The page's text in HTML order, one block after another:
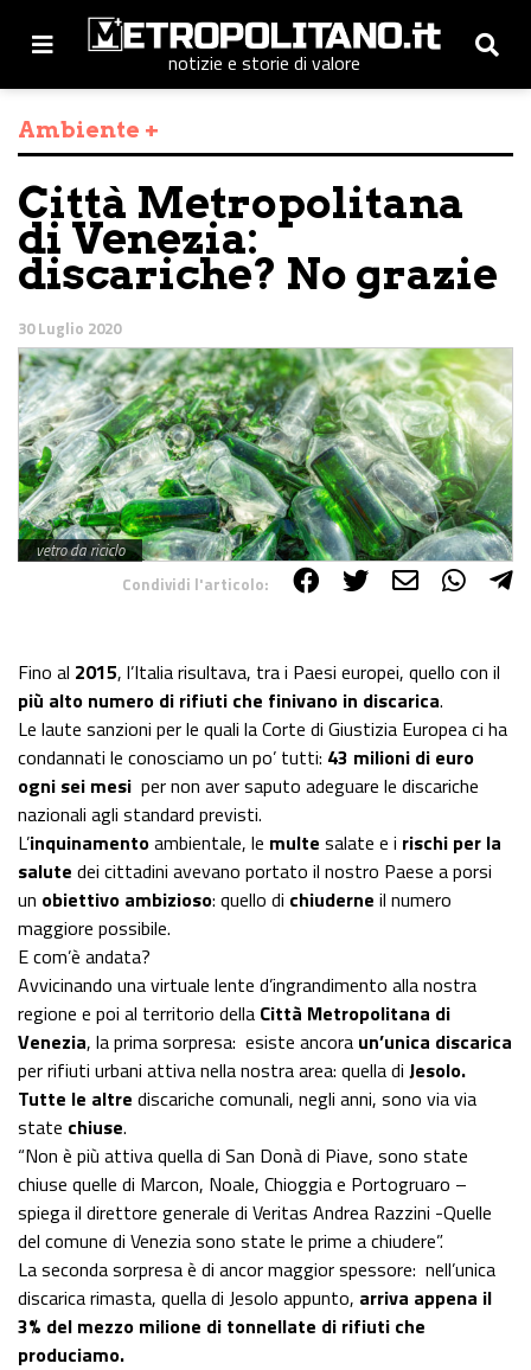
notizie e storie di valore
Ambiente +
Città Metropolitana
di Venezia:
discariche? No grazie
30 Luglio 2020
vetro da riciclo
Condividi l'articolo:
Fino al 2015, l’Italia risultava, tra i Paesi europei, quello con il
più alto numero di rifiuti che finivano in discarica.
Le laute sanzioni per le quali la Corte di Giustizia Europea ci ha
condannati le conosciamo un po’ tutti: 43 milioni di euro
ogni sei mesi per non aver saputo adeguare le discariche
nazionali agli standard previsti.
L’inquinamentoambientale, le multe salate e i rischi per la
salute dei cittadini avevano portato il nostro Paese a porsi
un obiettivo ambizioso: quello di chiuderne il numero
maggiore possibile.
E com’è andata?
Avvicinando una virtuale lente d’ingrandimento alla nostra
regione e poi al territorio della Città Metropolitana di
Venezia, la prima sorpresa: esiste ancora un’unica discarica
per rifiuti urbani attiva nella nostra area: quella di Jesolo.
Tutte le altre discariche comunali, negli anni, sono via via
state chiuse.
“Non è più attiva quella di San Donà di Piave, sono state
chiuse quelle di Marcon, Noale, Chioggia e Portogruaro –
spiega il direttore generale di Veritas Andrea Razzini -Quelle
del comune di Venezia sono state le prime a chiudere”.
La seconda sorpresa è di ancor maggior spessore: nell’unica
discarica rimasta, quella di Jesolo appunto, arriva appena il
3% del mezzo milione di tonnellate di rifiuti che
produciamo.